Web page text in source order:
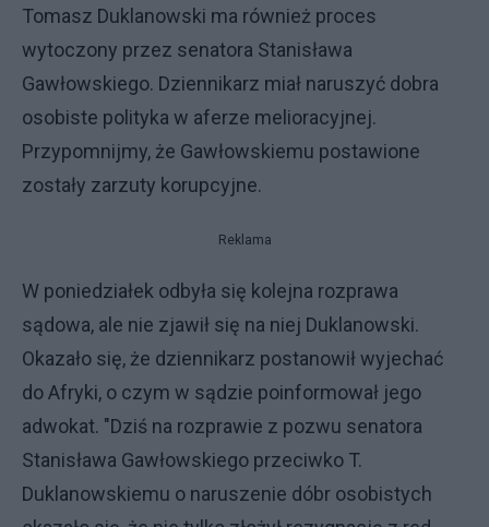
Tomasz Duklanowski ma również proces
wytoczony przez senatora Stanisława
Gawłowskiego. Dziennikarz miał naruszyć dobra
osobiste polityka w aferze melioracyjnej.
Przypomnijmy, że Gawłowskiemu postawione
zostały zarzuty korupcyjne.
Reklama
W poniedziałek odbyła się kolejna rozprawa
sądowa, ale nie zjawił się na niej Duklanowski.
Okazało się, że dziennikarz postanowił wyjechać
do Afryki, o czym w sądzie poinformował jego
adwokat. "Dziś na rozprawie z pozwu senatora
Stanisława Gawłowskiego przeciwko T.
Duklanowskiemu o naruszenie dóbr osobistych